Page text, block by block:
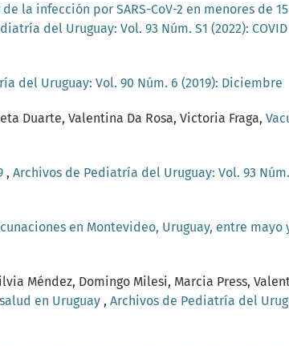
la infección por SARS-CoV-2 en menores de
del Uruguay: Vol. 93 Núm. S1 (2022): COVID
del Uruguay: Vol. 90 Núm. 6 (2019): Diciembre
Duarte, Valentina Da Rosa, Victoria Fraga,
, Archivos de Pediatría del Uruguay: Vol. 93 Núm.
en Montevideo, Uruguay, entre mayo
Méndez, Domingo Milesi, Marcia Press,
en Uruguay , Archivos de Pediatría del